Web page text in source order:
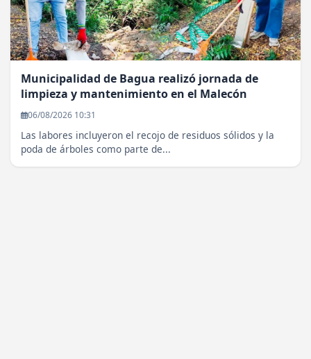
Municipalidad de Bagua realizó jornada de
limpieza y mantenimiento en el Malecón
06/08/2026 10:31
Las labores incluyeron el recojo de residuos sólidos y la
poda de árboles como parte de...